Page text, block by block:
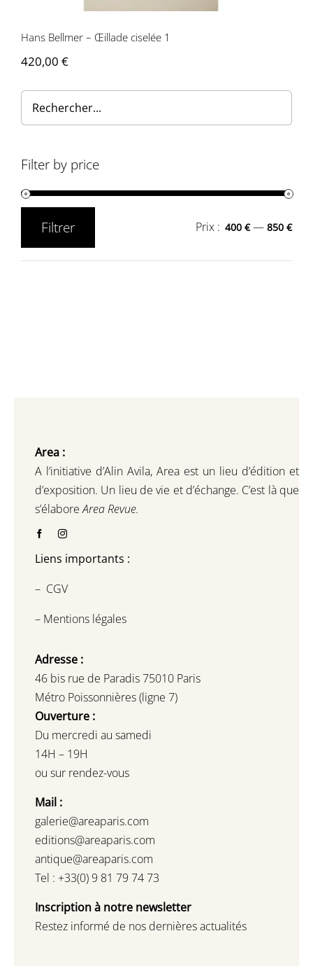
Hans Bellmer – Œillade ciselée 1
420,00 €
Filter by price
Filtrer Prix : 400 €—850 €
Area :
A l’initiative d’Alin Avila, Area est un lieu d’édition et
d’exposition. Un lieu de vie et d’échange. C’est là que
s’élaboreArea Revue.
Liens importants :
– CGV
– Mentions légales
Adresse :
46 bis rue de Paradis 75010 Paris
Métro Poissonnières (ligne 7)
Ouverture :
Du mercredi au samedi
14H – 19H
ou sur rendez-vous
Mail :
galerie@areaparis.com
editions@areaparis.com
antique@areaparis.com
Tel : +33(0) 9 81 79 74 73
Inscription à notre newsletter
Restez informé de nos dernières actualités